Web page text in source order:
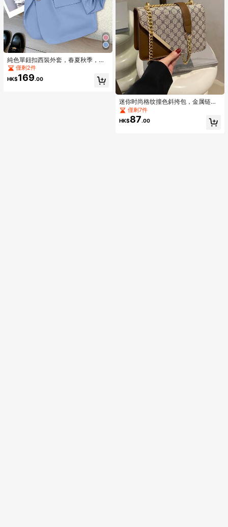
純色單鈕扣西裝外套，春夏秋季，七
分袖，適合上班族女性，通勤穿搭
僅剩2件
HK$169.00
迷你时尚格纹撞色斜挎包，金属链条
肩带方形钱包，适合购物
僅剩7件
HK$87.00